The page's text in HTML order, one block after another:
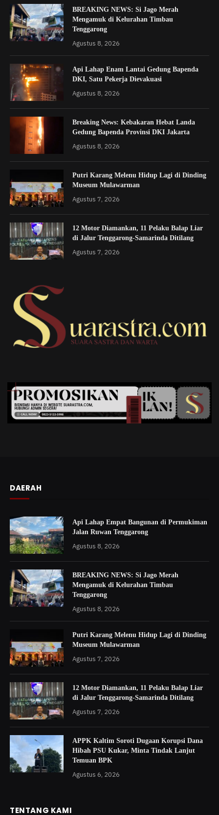
BREAKING NEWS: Si Jago Merah
Mengamuk di Kelurahan Timbau
Tenggarong
Agustus 8, 2026
Api Lahap Enam Lantai Gedung Bapenda
DKI, Satu Pekerja Dievakuasi
Agustus 8, 2026
Breaking News: Kebakaran Hebat Landa
Gedung Bapenda Provinsi DKI Jakarta
Agustus 8, 2026
Putri Karang Melenu Hidup Lagi di Dinding
Museum Mulawarman
Agustus 7, 2026
12 Motor Diamankan, 11 Pelaku Balap Liar
di Jalur Tenggarong-Samarinda Ditilang
Agustus 7, 2026
DAERAH
Api Lahap Empat Bangunan di Permukiman
Jalan Ruwan Tenggarong
Agustus 8, 2026
BREAKING NEWS: Si Jago Merah
Mengamuk di Kelurahan Timbau
Tenggarong
Agustus 8, 2026
Putri Karang Melenu Hidup Lagi di Dinding
Museum Mulawarman
Agustus 7, 2026
12 Motor Diamankan, 11 Pelaku Balap Liar
di Jalur Tenggarong-Samarinda Ditilang
Agustus 7, 2026
APPK Kaltim Soroti Dugaan Korupsi Dana
Hibah PSU Kukar, Minta Tindak Lanjut
Temuan BPK
Agustus 6, 2026
TENTANG KAMI